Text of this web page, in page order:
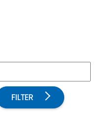
FILTER